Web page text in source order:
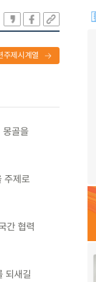
주제시계열
몽골을
주제로
간 협력
되새길